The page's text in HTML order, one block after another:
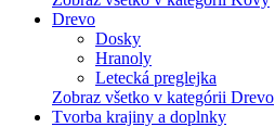
Drevo
Dosky
Hranoly
Letecká preglejka
Zobraz všetko v kategórii Drevo
Tvorba krajiny a doplnky